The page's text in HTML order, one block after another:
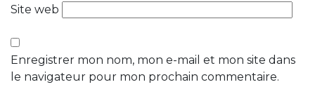
Site web
Enregistrer mon nom, mon e-mail et mon site dans
le navigateur pour mon prochain commentaire.